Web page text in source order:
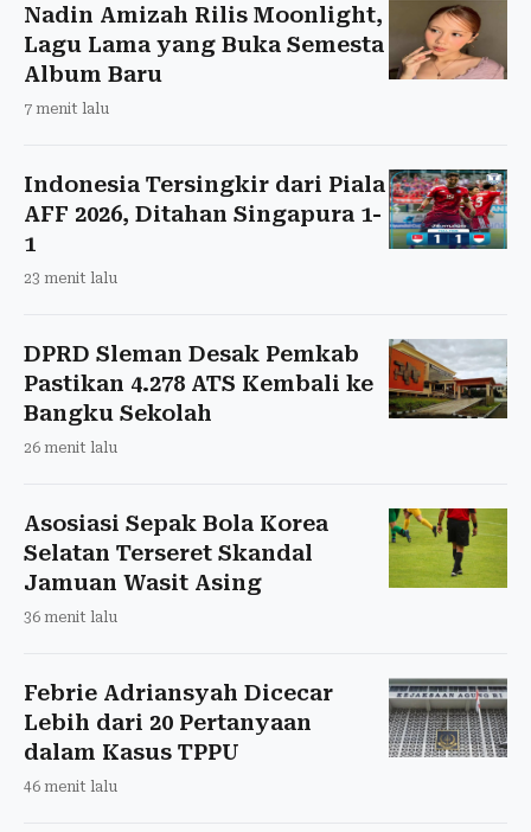
Nadin Amizah Rilis Moonlight,
Lagu Lama yang Buka Semesta
Album Baru
7 menit lalu
Indonesia Tersingkir dari Piala
AFF 2026, Ditahan Singapura 1-
1
23 menit lalu
DPRD Sleman Desak Pemkab
Pastikan 4.278 ATS Kembali ke
Bangku Sekolah
26 menit lalu
Asosiasi Sepak Bola Korea
Selatan Terseret Skandal
Jamuan Wasit Asing
36 menit lalu
Febrie Adriansyah Dicecar
Lebih dari 20 Pertanyaan
dalam Kasus TPPU
46 menit lalu